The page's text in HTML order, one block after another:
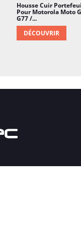
Housse Cuir
Pour Motorola Moto
G77 /...
DÉCOUVRIR